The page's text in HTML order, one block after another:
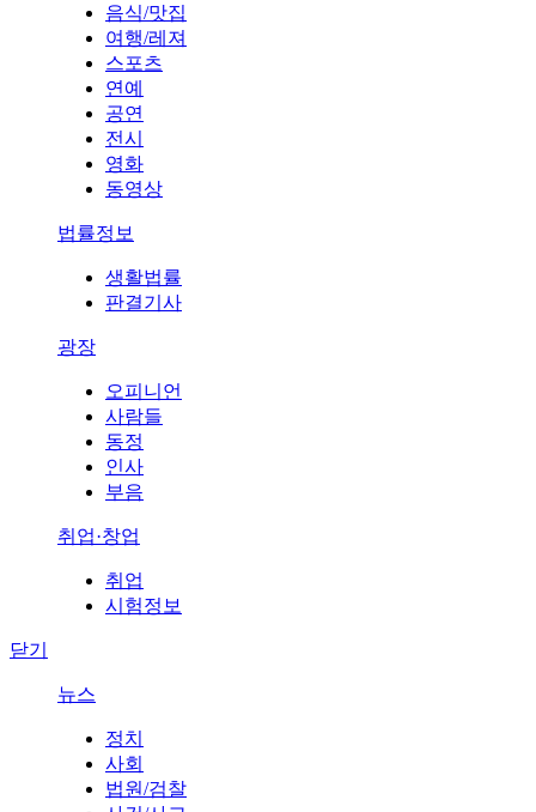
음식/맛집
여행/레져
스포츠
연예
공연
전시
영화
동영상
법률정보
생활법률
판결기사
광장
오피니언
사람들
동정
인사
부음
취업·창업
취업
시험정보
닫기
뉴스
정치
사회
법원/검찰